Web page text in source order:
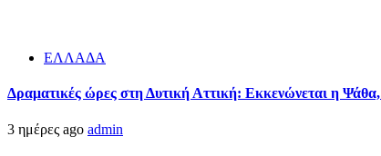
ΕΛΛΑΔΑ
Δραματικές ώρες στη Δυτική Αττική: Εκκενώνεται η
3 ημέρες ago admin